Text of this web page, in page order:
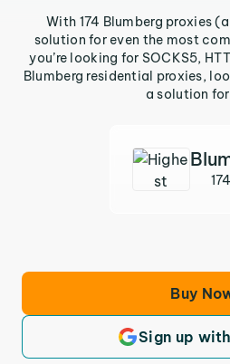
With 174 Blumberg proxies
solution for even the most
you’re looking for SOCKS5,
Blumberg residential proxies,
a solution
Buy
Sign up